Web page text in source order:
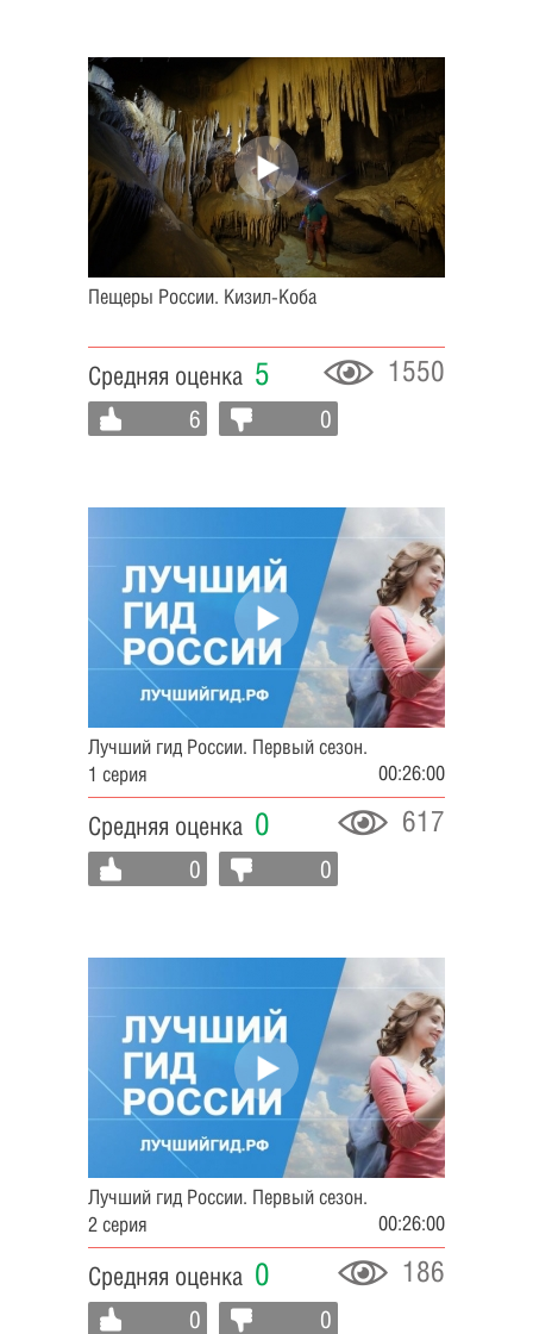
Пещеры России. Кизил-Коба
Средняя оценка 5 1550
6 0
Лучший гид России. Первый сезон.
1 серия
00:26:00
Средняя оценка 0 617
0 0
Лучший гид России. Первый сезон.
2 серия
00:26:00
Средняя оценка 0 186
0 0